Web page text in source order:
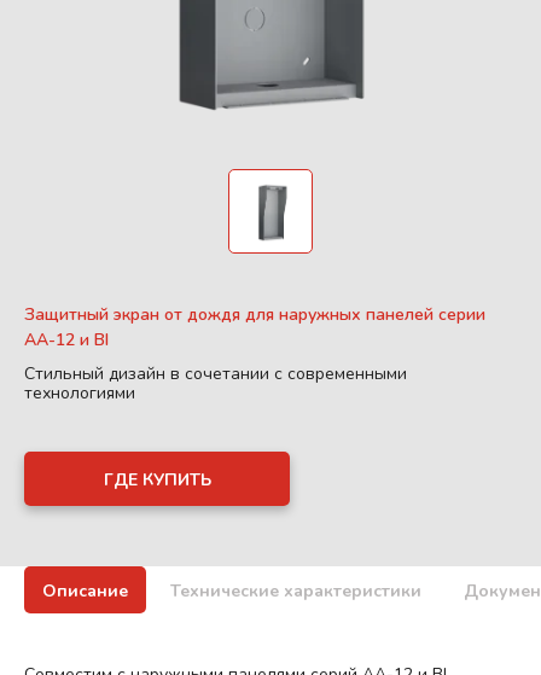
Защитный экран от дождя для наружных панелей серии
AA-12 и BI
Стильный дизайн в сочетании с современными
технологиями
ГДЕ КУПИТЬ
Описание Технические характеристики